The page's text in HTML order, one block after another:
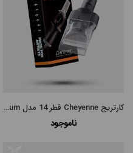
کارتریج Cheyenne قطر 14 مدل Magnum
ناموجود